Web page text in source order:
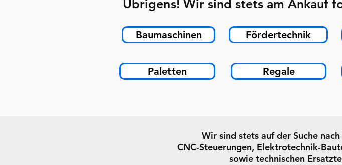
Übrigens! Wir sind stets am Ankauf
Baumaschinen
Paletten
Fördertechnik
Regale
Wir sind stets auf der Suche
CNC-Steuerungen, Elektrotechnik-
sowie technischen